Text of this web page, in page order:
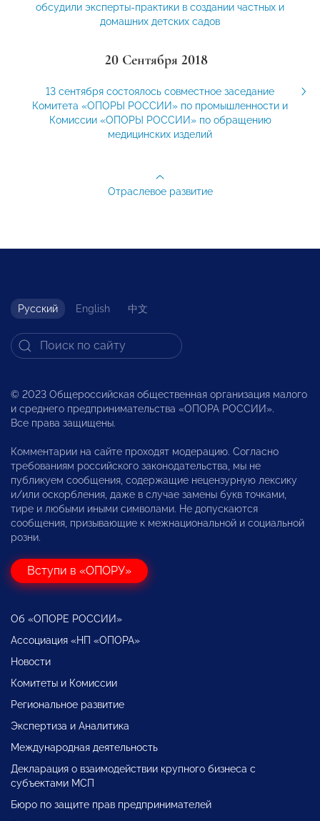
обсудили эксперты-практики в создании частных и
домашних детских садов
20 Сентября 2018
13 сентября состоялось совместное заседание
Комитета «ОПОРЫ РОССИИ» по промышленности и
Комиссии «ОПОРЫ РОССИИ» по обращению
медицинских изделий
Отраслевое развитие
Русский English 中文
© 2023 Общероссийская общественная организация малого
и среднего предпринимательства «ОПОРА РОССИИ».
Все права защищены.
Комментарии на сайте проходят модерацию. Согласно
требованиям российского законодательства, мы не
публикуем сообщения, содержащие нецензурную лексику
и/или оскорбления, даже в случае замены букв точками,
тире и любыми иными символами. Не допускаются
сообщения, призывающие к межнациональной и социальной
розни.
Вступи в «ОПОРУ»
Об «ОПОРЕ РОССИИ»
Ассоциация «НП «ОПОРА»
Новости
Комитеты и Комиссии
Региональное развитие
Экспертиза и Аналитика
Международная деятельность
Декларация о взаимодействии крупного бизнеса с
субъектами МСП
Бюро по защите прав предпринимателей